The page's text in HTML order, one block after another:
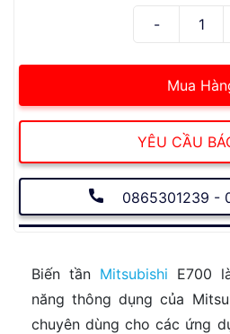
Mua
YÊU CẦU
0865301239 -
Biến tần Mitsubishi E700
năng thông dụng của
chuyên dùng cho các ứng